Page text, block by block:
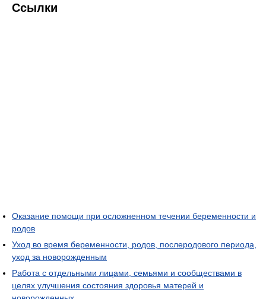
Ссылки
Оказание помощи при осложненном течении беременности и
родов
Уход во время беременности, родов, послеродового периода,
уход за новорожденным
Работа с отдельными лицами, семьями и cообществами в
целях улучшения состояния здоровья матерей и